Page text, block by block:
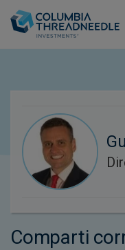
Comparti